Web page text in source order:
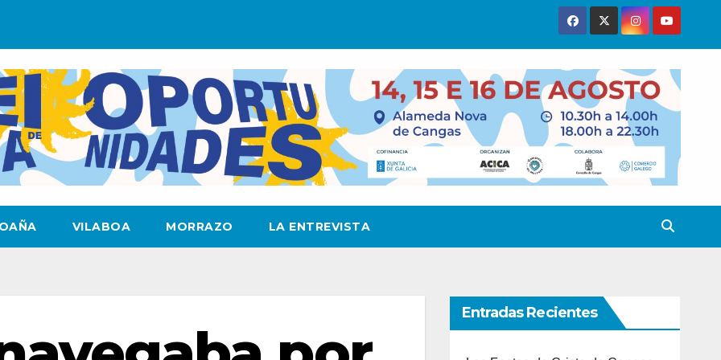
VILABOA MORRAZO LA ENTREVISTA
Entradas Recientes